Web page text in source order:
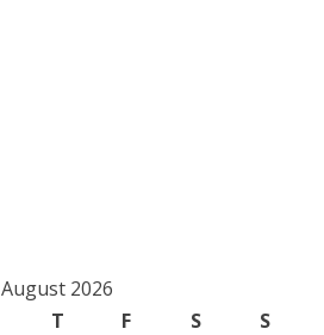
August 2026
T F S
S